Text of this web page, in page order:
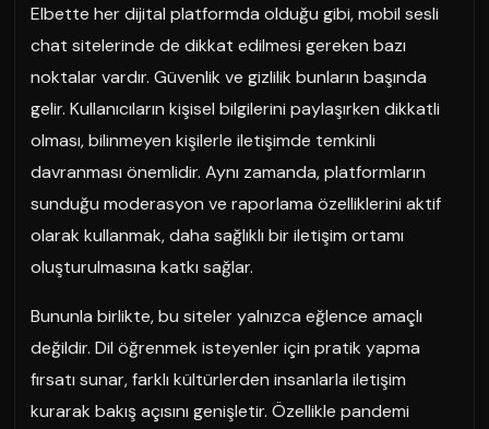
Elbette her dijital platformda olduğu gibi, mobil sesli
chat sitelerinde de dikkat edilmesi gereken bazı
noktalar vardır. Güvenlik ve gizlilik bunların başında
gelir. Kullanıcıların kişisel bilgilerini paylaşırken dikkatli
olması, bilinmeyen kişilerle iletişimde temkinli
davranması önemlidir. Aynı zamanda, platformların
sunduğu moderasyon ve raporlama özelliklerini aktif
olarak kullanmak, daha sağlıklı bir iletişim ortamı
oluşturulmasına katkı sağlar.
Bununla birlikte, bu siteler yalnızca eğlence amaçlı
değildir. Dil öğrenmek isteyenler için pratik yapma
fırsatı sunar, farklı kültürlerden insanlarla iletişim
kurarak bakış açısını genişletir. Özellikle pandemi